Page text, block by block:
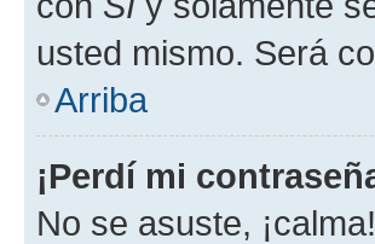
usted mismo. Será
Arriba
¡Perdí mi
No se asuste,